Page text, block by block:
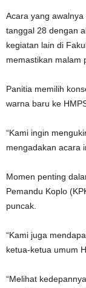
Acara yang
tanggal 28 dengan
kegiatan lain di
memastikan malam
Panitia memilih
warna baru ke
“Kami ingin
mengadakan acara
Momen penting
Pemandu Koplo
puncak.
“Kami juga
ketua-ketua umum
“Melihat